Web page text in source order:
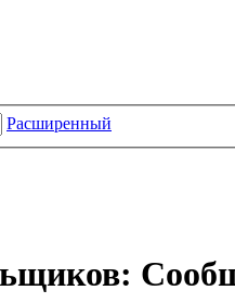
Расширенный